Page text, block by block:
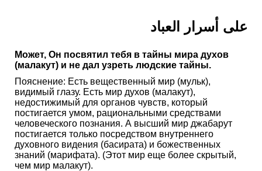
على أسرار العباد
Может, Он посвятил тебя в тайны мира духов
(малакут) и не дал узреть людские тайны.
Пояснение: Есть вещественный мир (мульк),
видимый глазу. Есть мир духов (малакут),
недостижимый для органов чувств, который
постигается умом, рациональными средствами
человеческого познания. А высший мир джабарут
постигается только посредством внутреннего
духовного видения (басирата) и божественных
знаний (марифата). (Этот мир еще более скрытый,
чем мир малакут).